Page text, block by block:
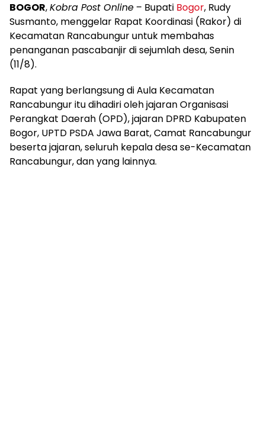
BOGOR,Kobra Post Online – Bupati Bogor, Rudy
Susmanto, menggelar Rapat Koordinasi (Rakor) di
Kecamatan Rancabungur untuk membahas
penanganan pascabanjir di sejumlah desa, Senin
(11/8).
Rapat yang berlangsung di Aula Kecamatan
Rancabungur itu dihadiri oleh jajaran Organisasi
Perangkat Daerah (OPD), jajaran DPRD Kabupaten
Bogor, UPTD PSDA Jawa Barat, Camat Rancabungur
beserta jajaran, seluruh kepala desa se-Kecamatan
Rancabungur, dan yang lainnya.